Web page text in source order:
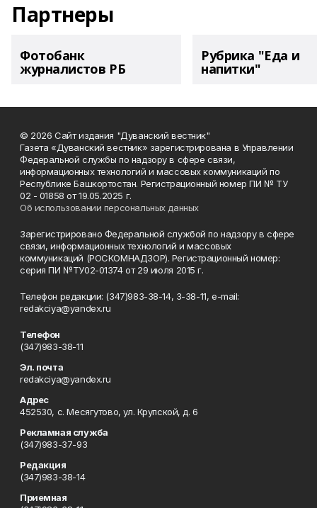
Партнеры
Фотобанк
журналистов РБ
Рубрика "Еда и
напитки"
© 2026 Сайт издания "Дуванский вестник"
Газета «Дуванский вестник» зарегистрирована в Управлении
Федеральной службы по надзору в сфере связи,
информационных технологий и массовых коммуникаций по
Республике Башкортостан. Регистрационный номер ПИ № ТУ
02 - 01858 от 19.05.2025 г.
Об использовании персональных данных
Зарегистрировано Федеральной службой по надзору в сфере
связи, информационных технологий и массовых
коммуникаций (РОСКОМНАДЗОР). Регистрационный номер:
серия ПИ №ТУ02-01374 от 29 июля 2015 г.
Телефон редакции: (347)983-38-14, 3-38-11, e-mail:
redakciya@yandex.ru
Телефон
(347)983-38-11
Эл. почта
redakciya@yandex.ru
Адрес
452530, с. Месягутово, ул. Крупской, д. 6
Рекламная служба
(347)983-37-93
Редакция
(347)983-38-14
Приемная